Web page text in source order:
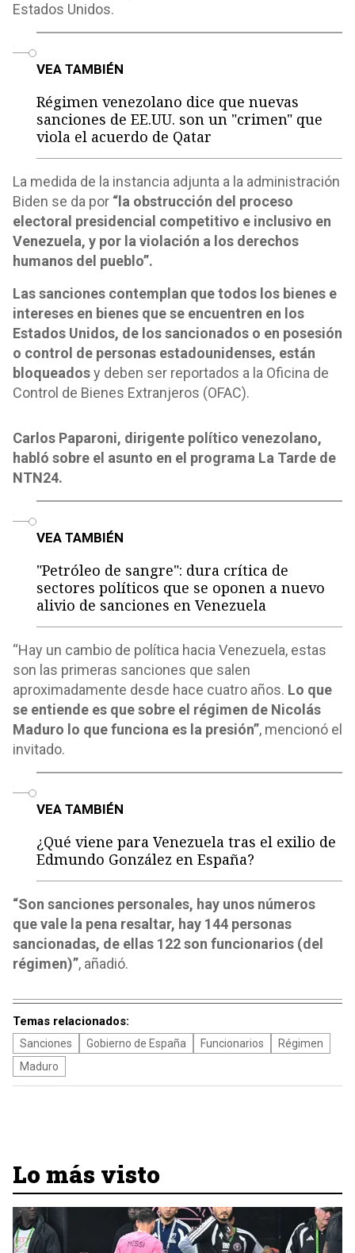
Estados Unidos.
VEA TAMBIÉN
Régimen venezolano dice que nuevas
sanciones de EE.UU. son un "crimen" que
viola el acuerdo de Qatar
La medida de la instancia adjunta a la administración
Biden se da por “la obstrucción del proceso
electoral presidencial competitivo e inclusivo en
Venezuela, y por la violación a los derechos
humanos del pueblo”.
Las sanciones contemplan que todos los bienes e
intereses en bienes que se encuentren en los
Estados Unidos, de los sancionados o en posesión
o control de personas estadounidenses, están
bloqueadosy deben ser reportados a la Oficina de
Control de Bienes Extranjeros (OFAC).
Carlos Paparoni, dirigente político venezolano,
habló sobre el asunto en el programa La Tarde de
NTN24.
VEA TAMBIÉN
"Petróleo de sangre": dura crítica de
sectores políticos que se oponen a nuevo
alivio de sanciones en Venezuela
“Hay un cambio de política hacia Venezuela, estas
son las primeras sanciones que salen
aproximadamente desde hace cuatro años. Lo que
se entiende es que sobre el régimen de Nicolás
Maduro lo que funciona es la presión”, mencionó el
invitado.
VEA TAMBIÉN
¿Qué viene para Venezuela tras el exilio de
Edmundo González en España?
“Son sanciones personales, hay unos números
que vale la pena resaltar, hay 144 personas
sancionadas, de ellas 122 son funcionarios (del
régimen)”, añadió.
Temas relacionados:
Sanciones Gobierno de España Funcionarios
Régimen
Maduro
Lo más visto